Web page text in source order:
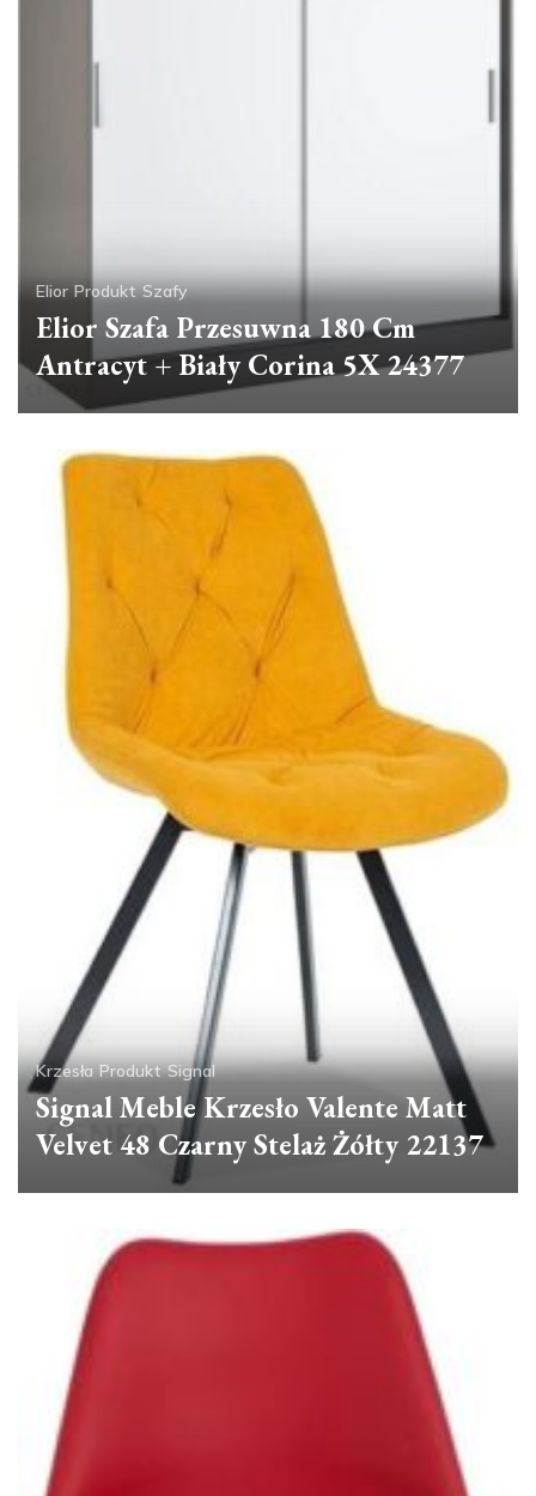
Elior Produkt Szafy
Elior Szafa Przesuwna 180 Cm
Antracyt + Biały Corina 5X 24377
Krzesła Produkt Signal
Signal Meble Krzesło Valente Matt
Velvet 48 Czarny Stelaż Żółty 22137